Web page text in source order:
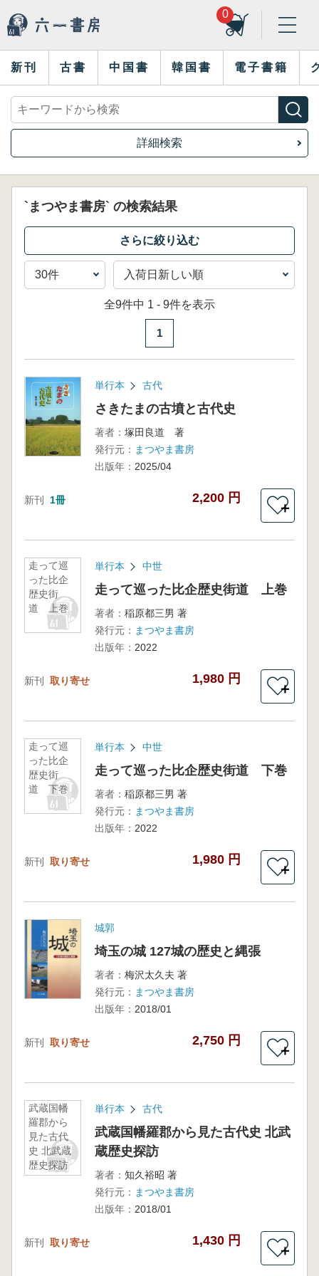
0
新刊 古書 中国書 韓国書 電子書籍
詳細検索
`まつやま書房` の検索結果
全9件中 1 - 9件を表示
1
単行本 古代
さきたまの古墳と古代史
著者： 塚田良道 著
発行元： まつやま書房
出版年： 2025/04
新刊 1冊 2,200 円
＋
走って巡
った比企
歴史街
道 上巻
単行本 中世
走って巡った比企歴史街道 上巻
著者： 稲原都三男 著
発行元： まつやま書房
出版年： 2022
新刊 取り寄せ 1,980 円
＋
走って巡
った比企
歴史街
道 下巻
単行本 中世
走って巡った比企歴史街道 下巻
著者： 稲原都三男 著
発行元： まつやま書房
出版年： 2022
新刊 取り寄せ 1,980 円
＋
城郭
埼玉の城 127城の歴史と縄張
著者： 梅沢太久夫 著
発行元： まつやま書房
出版年： 2018/01
新刊 取り寄せ 2,750 円
＋
武蔵国幡
羅郡から
見た古代
史 北武蔵
歴史探訪
単行本 古代
武蔵国幡羅郡から見た古代史 北武
蔵歴史探訪
著者： 知久裕昭 著
発行元： まつやま書房
出版年： 2018/01
新刊 取り寄せ 1,430 円
＋